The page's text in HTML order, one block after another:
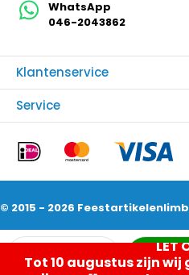
LET
Tot 10 augustus zijn
Aantal
Klantenservice
Service
WhatsApp
046-2043862
© 2015 - 2026